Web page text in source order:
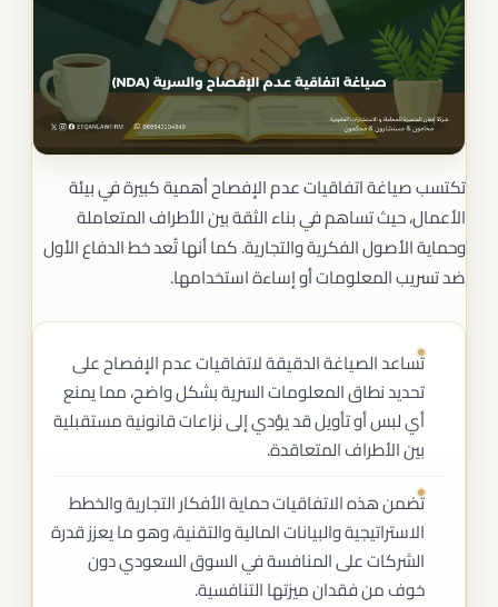
تكتسب صياغة اتفاقيات عدم الإفصاح أهمية كبيرة في بيئة
الأعمال، حيث تساهم في بناء الثقة بين الأطراف المتعاملة
وحماية الأصول الفكرية والتجارية. كما أنها تُعد خط الدفاع الأول
ضد تسريب المعلومات أو إساءة استخدامها.
تساعد الصياغة الدقيقة لاتفاقيات عدم الإفصاح على
تحديد نطاق المعلومات السرية بشكل واضح، مما يمنع
أي لبس أو تأويل قد يؤدي إلى نزاعات قانونية مستقبلية
بين الأطراف المتعاقدة.
تضمن هذه الاتفاقيات حماية الأفكار التجارية والخطط
الاستراتيجية والبيانات المالية والتقنية، وهو ما يعزز قدرة
الشركات على المنافسة في السوق السعودي دون
خوف من فقدان ميزتها التنافسية.